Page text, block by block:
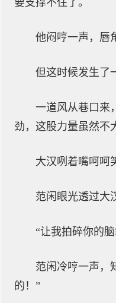
要支撑不住了。
他闷哼一声，唇
但这时候发生了
一道风从巷口来
劲，这股力量虽然不
大汉咧着嘴呵呵
范闲眼光透过大
“让我拍碎你的
范闲冷哼一声，
的！”